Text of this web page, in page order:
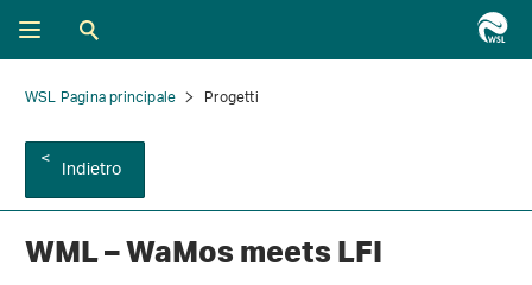
WSL Pagina principale Progetti
Indietro
WML – WaMos meets LFI